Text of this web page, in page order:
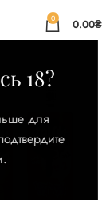
18?
для
0 0.00₴